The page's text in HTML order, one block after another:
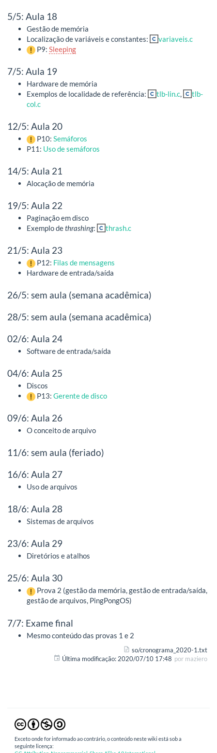
5/5: Aula 18
Gestão de memória
Localização de variáveis e constantes:
variaveis.c
P9: Sleeping
7/5: Aula 19
Hardware de memória
Exemplos de localidade de referência:
tlb-lin.c,
tlb-
col.c
12/5: Aula 20
P10: Semáforos
P11: Uso de semáforos
14/5: Aula 21
Alocação de memória
19/5: Aula 22
Paginação em disco
Exemplo dethrashing: thrash.c
21/5: Aula 23
P12: Filas de mensagens
Hardware de entrada/saída
26/5: sem aula (semana acadêmica)
28/5: sem aula (semana acadêmica)
02/6: Aula 24
Software de entrada/saída
04/6: Aula 25
Discos
P13: Gerente de disco
09/6: Aula 26
O conceito de arquivo
11/6: sem aula (feriado)
16/6: Aula 27
Uso de arquivos
18/6: Aula 28
Sistemas de arquivos
23/6: Aula 29
Diretórios e atalhos
25/6: Aula 30
Prova 2 (gestão da memória, gestão de entrada/saída,
gestão de arquivos, PingPongOS)
7/7: Exame final
Mesmo conteúdo das provas 1 e 2
so/cronograma_2020-1.txt
Última modificação: 2020/07/10 17:48 por maziero
Exceto onde for informado ao contrário, o conteúdo neste wiki está sob a
seguinte licença: